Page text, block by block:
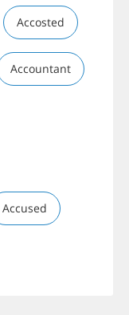
Accosted
Accountant
Accused